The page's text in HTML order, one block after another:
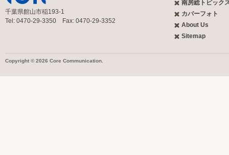
千葉県館山市稲193-1
Tel: 0470-29-3350 Fax: 0470-29-3352
南房総トピック
カバーフォト
About Us
Sitemap
Copyright © 2026 Core Communication.